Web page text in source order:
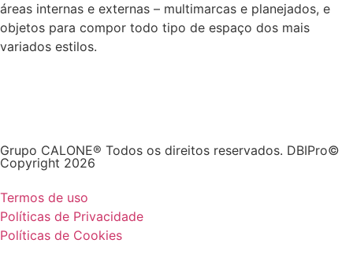
áreas internas e externas – multimarcas e planejados, e
objetos para compor todo tipo de espaço dos mais
variados estilos.
Grupo CALONE® Todos os direitos reservados. DBIPro©
Copyright 2026
Termos de uso
Políticas de Privacidade
Políticas de Cookies